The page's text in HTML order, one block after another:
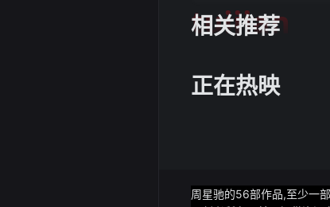
相关推荐
tuijian
正在热映
周星驰的56部作品,至少一